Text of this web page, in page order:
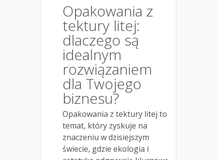
Opakowania z
tektury litej:
dlaczego są
idealnym
rozwiązaniem
dla Twojego
biznesu?
Opakowania z tektury litej to
temat, który zyskuje na
znaczeniu w dzisiejszym
świecie, gdzie ekologia i